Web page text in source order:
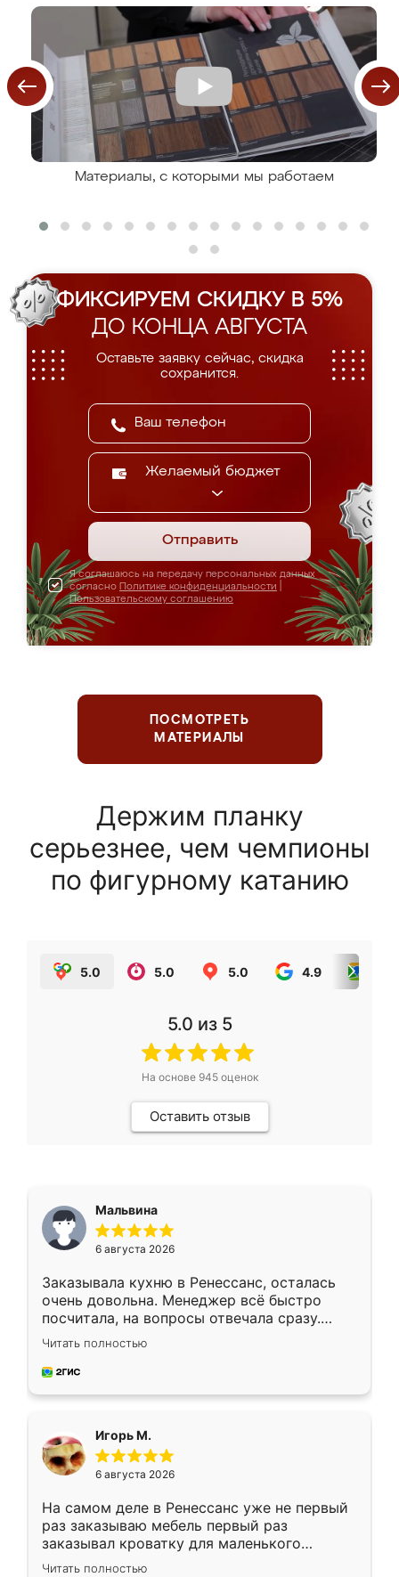
Материалы, с которыми мы работаем
ФИКСИРУЕМ СКИДКУ В 5%
ДО КОНЦА АВГУСТА
Оставьте заявку сейчас, скидка
сохранится.
Желаемый бюджет
Отправить
Я соглашаюсь на передачу персональных данных
согласно Политике конфиденциальности
Пользовательскому соглашению
ПОСМОТРЕТЬ
МАТЕРИАЛЫ
Держим планку
серьезнее, чем чемпионы
по фигурному катанию
5.0 5.0 5.0 4.9
5.0 из 5
На основе 945оценок
Оставить отзыв
Мальвина
6 августа 2026
Заказывала кухню в Ренессанс, осталась
очень довольна. Менеджер всё быстро
посчитала, на вопросы отвечала сразу.
Замерщик приехал в субботу, подошёл к
делу со всей ответственностью. Собрали
за день, ребята работали аккуратно, даже
Читать полностью
Игорь М.
6 августа 2026
На самом деле в Ренессанс уже не первый
раз заказываю мебель первый раз
заказывал кроватку для маленького
ребёнка при его рождении ,во второй раз
Читать полностью